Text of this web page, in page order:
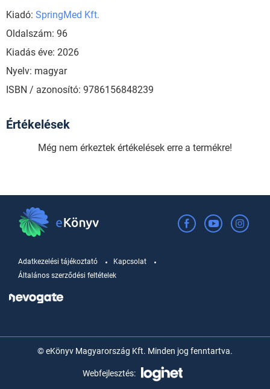
Kiadó: SpringMed Kft.
Oldalszám: 96
Kiadás éve: 2026
Nyelv: magyar
ISBN / azonosító: 9786156848239
Értékelések
Még nem érkeztek értékelések erre a termékre!
Adatkezelési tájékoztató
Kapcsolat
Általános szerződési feltételek
© eKönyv Magyarország Kft. Minden jog fenntartva.
Webfejlesztés: